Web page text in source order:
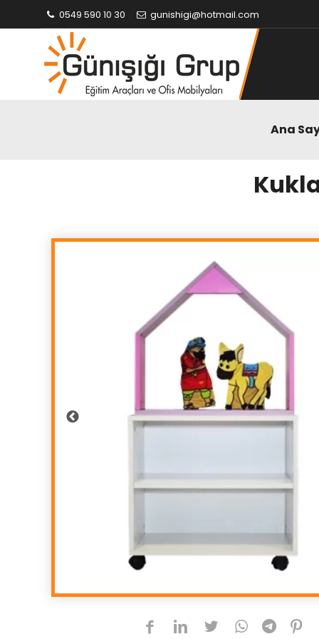
0549 590 10 30 gunishigi@hotmail.com
Ana